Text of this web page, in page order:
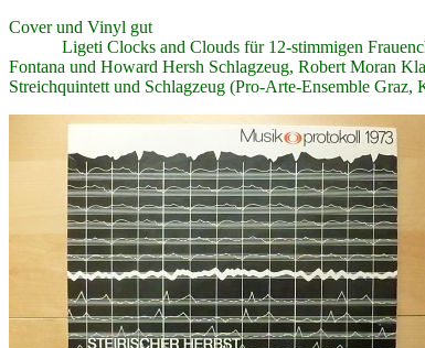
Cover und Vinyl gut
Ligeti Clocks and Clouds für 12-stimmigen
Fontana und Howard Hersh Schlagzeug, Robert Moran
Streichquintett und Schlagzeug (Pro-Arte-Ensemble Graz,